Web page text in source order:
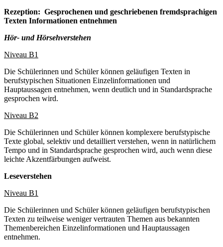
Rezeption: Gesprochenen und geschriebenen fremdsprachigen
Texten Informationen entnehmen
Hör- und Hörsehverstehen
Niveau B1
Die Schülerinnen und Schüler können geläufigen Texten in
berufstypischen Situationen Einzelinformationen und
Hauptaussagen entnehmen, wenn deutlich und in Standard­sprache
gesprochen wird.
Niveau B2
Die Schülerinnen und Schüler können komplexere berufstypische
Texte global, selektiv und detailliert verstehen, wenn in natürlichem
Tempo und in Standardsprache gesprochen wird, auch wenn diese
leichte Akzentfärbungen aufweist.
Leseverstehen
Niveau B1
Die Schülerinnen und Schüler können geläufigen berufstypischen
Texten zu teilweise weniger vertrauten Themen aus bekannten
Themenbereichen Einzelinformationen und Hauptaussagen
entnehmen.